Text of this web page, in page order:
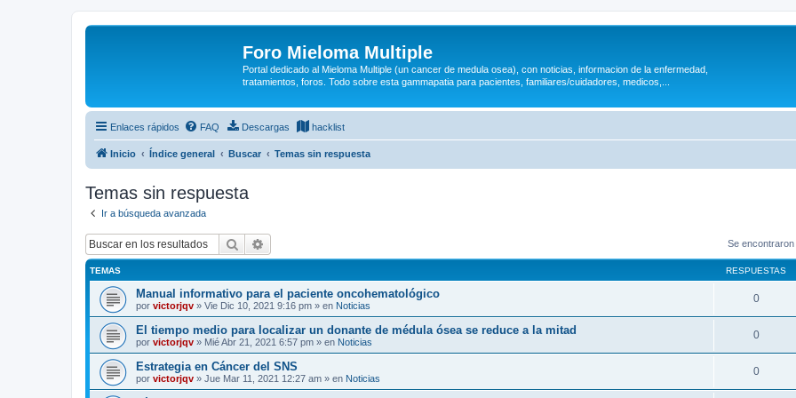
Foro Mieloma Multiple
Portal dedicado al Mieloma Multiple (un cancer de medula osea), con noticias, informacion de la enfermedad,
tratamientos, foros. Todo sobre esta gammapatia para pacientes, familiares/cuidadores, medicos,...
Enlaces rápidos FAQ Descargas hacklist
Inicio Índice general Buscar Temas sin respuesta
Temas sin respuesta
Ir a búsqueda avanzada
Buscar Se
TEMAS RESPUESTAS
Manual informativo para el paciente oncohematológico
por victorjqv » Vie Dic 10, 2021 9:16 pm » en Noticias
0
El tiempo medio para localizar un donante de médula ósea se reduce a la mitad
por victorjqv » Mié Abr 21, 2021 6:57 pm » en Noticias
0
Estrategia en Cáncer del SNS
por victorjqv » Jue Mar 11, 2021 12:27 am » en Noticias
0